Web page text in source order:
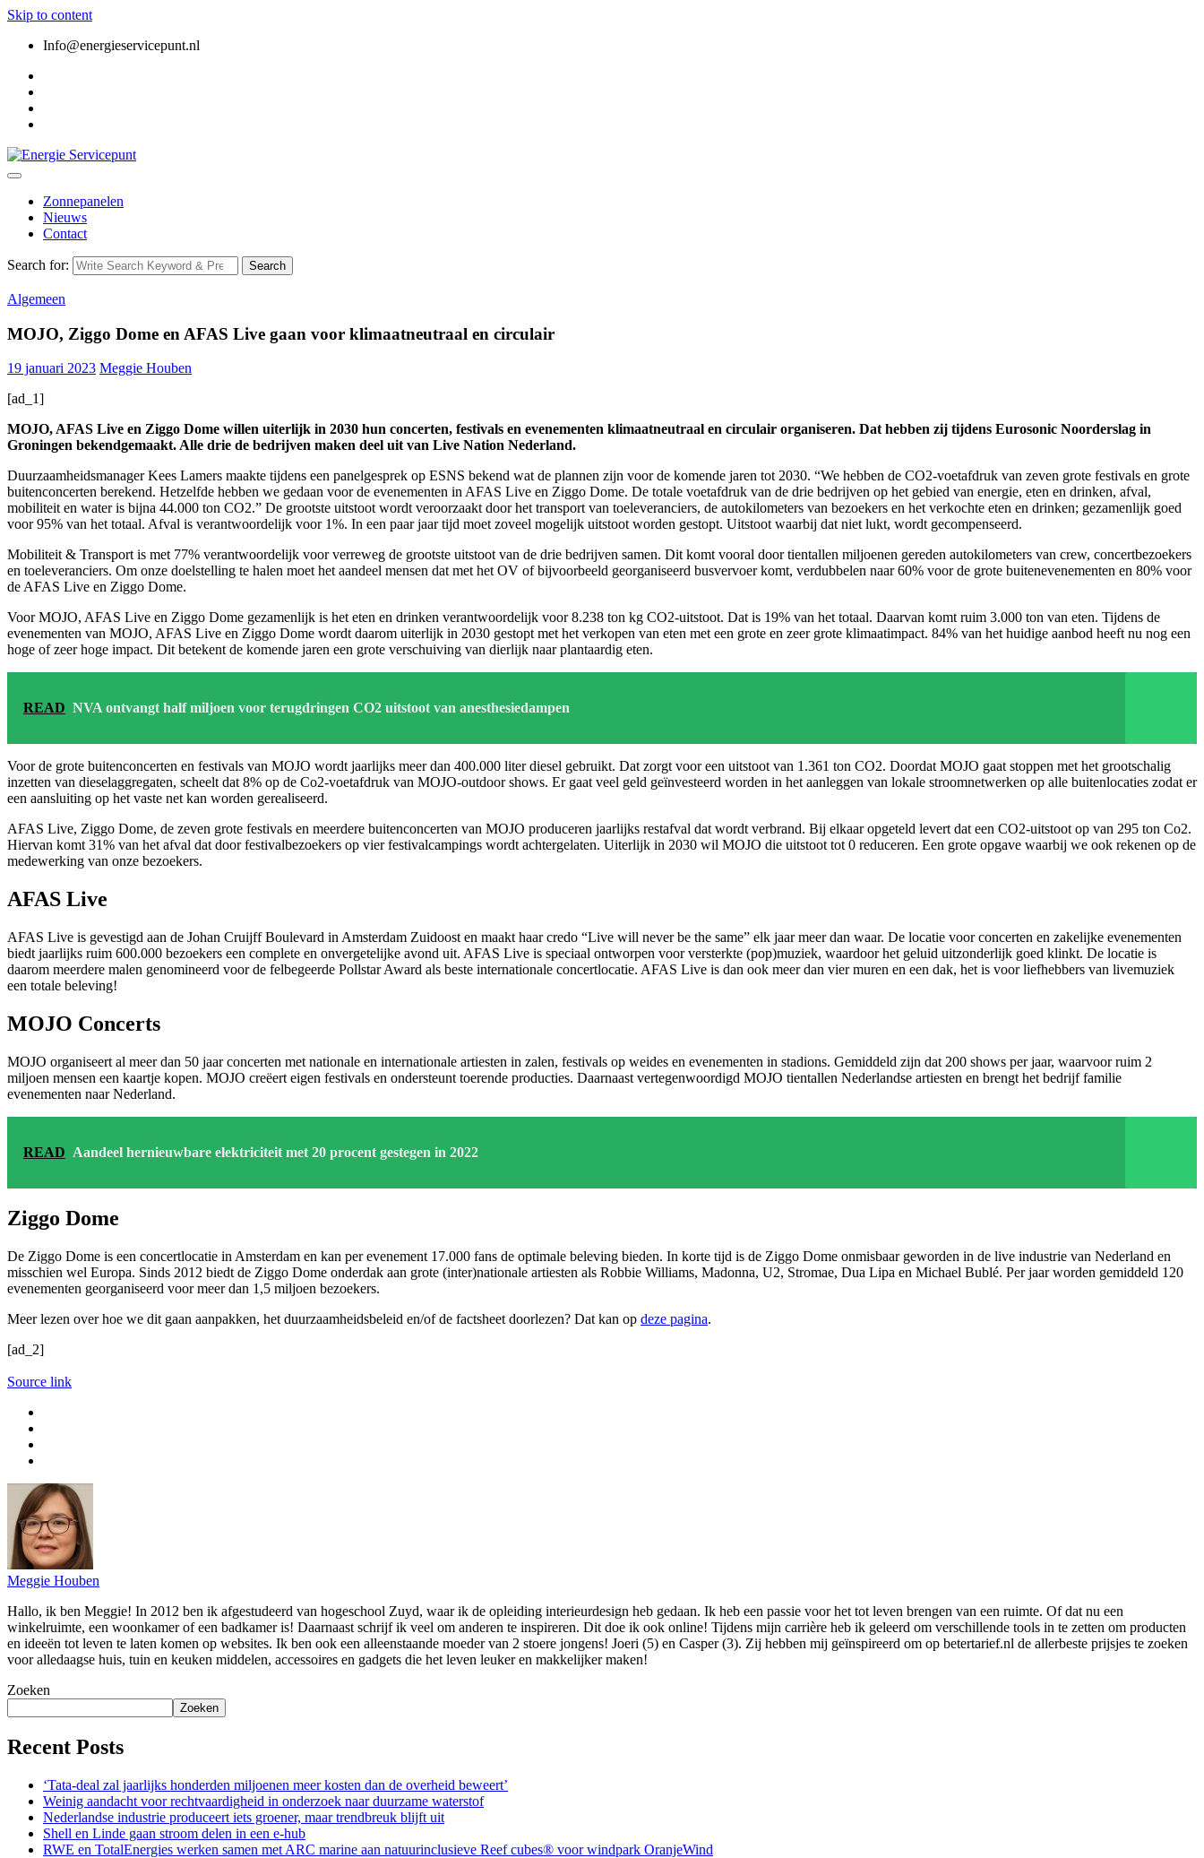
Skip to content
Info@energieservicepunt.nl
Zonnepanelen
Nieuws
Contact
Search for: Search
Algemeen
MOJO, Ziggo Dome en AFAS Live gaan voor klimaatneutraal en circulair
19 januari 2023 Meggie Houben
[ad_1]
MOJO, AFAS Live en Ziggo Dome willen uiterlijk in 2030 hun concerten, festivals en evenementen klimaatneutraal en circulair organiseren. Dat hebben zij tijdens Eurosonic Noorderslag in
Groningen bekendgemaakt. Alle drie de bedrijven maken deel uit van Live Nation Nederland.
Duurzaamheidsmanager Kees Lamers maakte tijdens een panelgesprek op ESNS bekend wat de plannen zijn voor de komende jaren tot 2030. “We hebben de CO2-voetafdruk van zeven grote festivals en grote
buitenconcerten berekend. Hetzelfde hebben we gedaan voor de evenementen in AFAS Live en Ziggo Dome. De totale voetafdruk van de drie bedrijven op het gebied van energie, eten en drinken, afval,
mobiliteit en water is bijna 44.000 ton CO2.” De grootste uitstoot wordt veroorzaakt door het transport van toeleveranciers, de autokilometers van bezoekers en het verkochte eten en drinken; gezamenlijk goed
voor 95% van het totaal. Afval is verantwoordelijk voor 1%. In een paar jaar tijd moet zoveel mogelijk uitstoot worden gestopt. Uitstoot waarbij dat niet lukt, wordt gecompenseerd.
Mobiliteit & Transport is met 77% verantwoordelijk voor verreweg de grootste uitstoot van de drie bedrijven samen. Dit komt vooral door tientallen miljoenen gereden autokilometers van crew, concertbezoekers
en toeleveranciers. Om onze doelstelling te halen moet het aandeel mensen dat met het OV of bijvoorbeeld georganiseerd busvervoer komt, verdubbelen naar 60% voor de grote buitenevenementen en 80% voor
de AFAS Live en Ziggo Dome.
Voor MOJO, AFAS Live en Ziggo Dome gezamenlijk is het eten en drinken verantwoordelijk voor 8.238 ton kg CO2-uitstoot. Dat is 19% van het totaal. Daarvan komt ruim 3.000 ton van eten. Tijdens de
evenementen van MOJO, AFAS Live en Ziggo Dome wordt daarom uiterlijk in 2030 gestopt met het verkopen van eten met een grote en zeer grote klimaatimpact. 84% van het huidige aanbod heeft nu nog een
hoge of zeer hoge impact. Dit betekent de komende jaren een grote verschuiving van dierlijk naar plantaardig eten.
READ NVA ontvangt half miljoen voor terugdringen CO2 uitstoot van anesthesiedampen
Voor de grote buitenconcerten en festivals van MOJO wordt jaarlijks meer dan 400.000 liter diesel gebruikt. Dat zorgt voor een uitstoot van 1.361 ton CO2. Doordat MOJO gaat stoppen met het grootschalig
inzetten van dieselaggregaten, scheelt dat 8% op de Co2-voetafdruk van MOJO-outdoor shows. Er gaat veel geld geïnvesteerd worden in het aanleggen van lokale stroomnetwerken op alle buitenlocaties zodat er
een aansluiting op het vaste net kan worden gerealiseerd.
AFAS Live, Ziggo Dome, de zeven grote festivals en meerdere buitenconcerten van MOJO produceren jaarlijks restafval dat wordt verbrand. Bij elkaar opgeteld levert dat een CO2-uitstoot op van 295 ton Co2.
Hiervan komt 31% van het afval dat door festivalbezoekers op vier festivalcampings wordt achtergelaten. Uiterlijk in 2030 wil MOJO die uitstoot tot 0 reduceren. Een grote opgave waarbij we ook rekenen op de
medewerking van onze bezoekers.
AFAS Live
AFAS Live is gevestigd aan de Johan Cruijff Boulevard in Amsterdam Zuidoost en maakt haar credo “Live will never be the same” elk jaar meer dan waar. De locatie voor concerten en zakelijke evenementen
biedt jaarlijks ruim 600.000 bezoekers een complete en onvergetelijke avond uit. AFAS Live is speciaal ontworpen voor versterkte (pop)muziek, waardoor het geluid uitzonderlijk goed klinkt. De locatie is
daarom meerdere malen genomineerd voor de felbegeerde Pollstar Award als beste internationale concertlocatie. AFAS Live is dan ook meer dan vier muren en een dak, het is voor liefhebbers van livemuziek
een totale beleving!
MOJO Concerts
MOJO organiseert al meer dan 50 jaar concerten met nationale en internationale artiesten in zalen, festivals op weides en evenementen in stadions. Gemiddeld zijn dat 200 shows per jaar, waarvoor ruim 2
miljoen mensen een kaartje kopen. MOJO creëert eigen festivals en ondersteunt toerende producties. Daarnaast vertegenwoordigd MOJO tientallen Nederlandse artiesten en brengt het bedrijf familie
evenementen naar Nederland.
READ Aandeel hernieuwbare elektriciteit met 20 procent gestegen in 2022
Ziggo Dome
De Ziggo Dome is een concertlocatie in Amsterdam en kan per evenement 17.000 fans de optimale beleving bieden. In korte tijd is de Ziggo Dome onmisbaar geworden in de live industrie van Nederland en
misschien wel Europa. Sinds 2012 biedt de Ziggo Dome onderdak aan grote (inter)nationale artiesten als Robbie Williams, Madonna, U2, Stromae, Dua Lipa en Michael Bublé. Per jaar worden gemiddeld 120
evenementen georganiseerd voor meer dan 1,5 miljoen bezoekers.
Meer lezen over hoe we dit gaan aanpakken, het duurzaamheidsbeleid en/of de factsheet doorlezen? Dat kan op deze pagina.
[ad_2]
Source link
Meggie Houben
Hallo, ik ben Meggie! In 2012 ben ik afgestudeerd van hogeschool Zuyd, waar ik de opleiding interieurdesign heb gedaan. Ik heb een passie voor het tot leven brengen van een ruimte. Of dat nu een
winkelruimte, een woonkamer of een badkamer is! Daarnaast schrijf ik veel om anderen te inspireren. Dit doe ik ook online! Tijdens mijn carrière heb ik geleerd om verschillende tools in te zetten om producten
en ideeën tot leven te laten komen op websites. Ik ben ook een alleenstaande moeder van 2 stoere jongens! Joeri (5) en Casper (3). Zij hebben mij geïnspireerd om op betertarief.nl de allerbeste prijsjes te zoeken
voor alledaagse huis, tuin en keuken middelen, accessoires en gadgets die het leven leuker en makkelijker maken!
Zoeken
Zoeken
Recent Posts
‘Tata-deal zal jaarlijks honderden miljoenen meer kosten dan de overheid beweert’
Weinig aandacht voor rechtvaardigheid in onderzoek naar duurzame waterstof
Nederlandse industrie produceert iets groener, maar trendbreuk blijft uit
Shell en Linde gaan stroom delen in een e-hub
RWE en TotalEnergies werken samen met ARC marine aan natuurinclusieve Reef cubes® voor windpark OranjeWind